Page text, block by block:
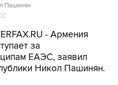
- Армения
ЕАЭС, заявил
Никол Пашинян.
сотрудничества с